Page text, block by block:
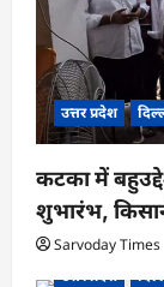
उत्तर प्रदेश
कटका में
शुभारंभ,
Sarvoday Times
उत्तर प्रदेश